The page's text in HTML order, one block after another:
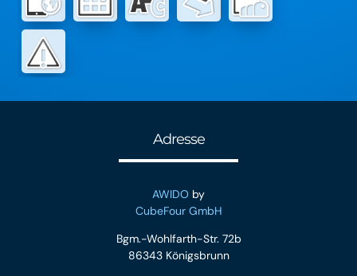
Adresse
AWIDO by
CubeFour GmbH
Bgm.-Wohlfarth-Str. 72b
86343 Königsbrunn